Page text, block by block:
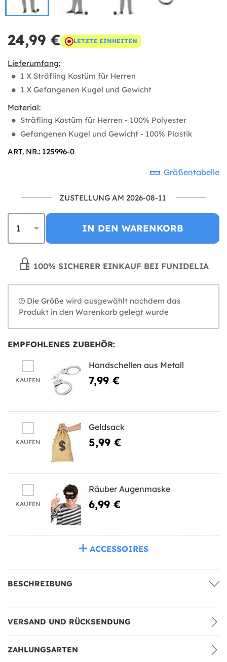
24,99 € LETZTE EINHEITEN
Lieferumfang:
1 X Sträfling Kostüm für Herren
1 X Gefangenen Kugel und Gewicht
Material:
Sträfling Kostüm für Herren - 100% Polyester
Gefangenen Kugel und Gewicht - 100% Plastik
ART. NR.: 125996-0
Größentabelle
ZUSTELLUNG AM 2026-08-11
IN DEN WARENKORB
100% SICHERER EINKAUF BEI FUNIDELIA
Die Größe wird ausgewählt nachdem das
Produkt in den Warenkorb gelegt wurde
EMPFOHLENES ZUBEHÖR:
KAUFEN
Handschellen aus Metall
7,99 €
KAUFEN
Geldsack
5,99 €
KAUFEN
Räuber Augenmaske
6,99 €
ACCESSOIRES
BESCHREIBUNG
VERSAND UND RÜCKSENDUNG
ZAHLUNGSARTEN